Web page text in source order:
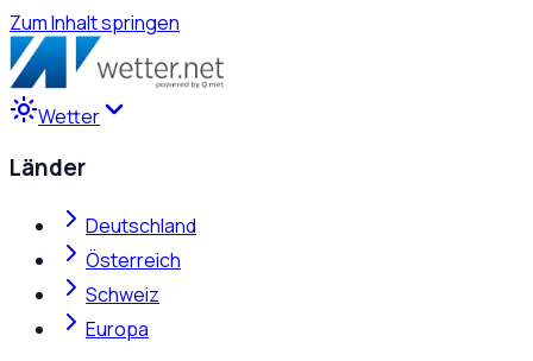
Zum Inhalt springen
Wetter
Länder
Deutschland
Österreich
Schweiz
Europa